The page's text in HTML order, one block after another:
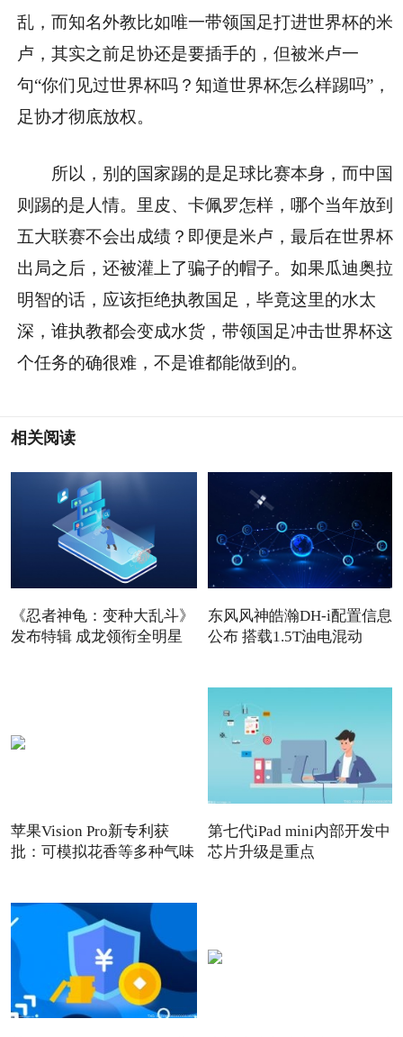
乱，而知名外教比如唯一带领国足打进世界杯的米
卢，其实之前足协还是要插手的，但被米卢一
句“你们见过世界杯吗？知道世界杯怎么样踢吗”，
足协才彻底放权。
所以，别的国家踢的是足球比赛本身，而中国
则踢的是人情。里皮、卡佩罗怎样，哪个当年放到
五大联赛不会出成绩？即便是米卢，最后在世界杯
出局之后，还被灌上了骗子的帽子。如果瓜迪奥拉
明智的话，应该拒绝执教国足，毕竟这里的水太
深，谁执教都会变成水货，带领国足冲击世界杯这
个任务的确很难，不是谁都能做到的。
相关阅读
《忍者神龟：变种大乱斗》
发布特辑 成龙领衔全明星
东风风神皓瀚DH-i配置信息
公布 搭载1.5T油电混动
苹果Vision Pro新专利获
批：可模拟花香等多种气味
第七代iPad mini内部开发中
芯片升级是重点